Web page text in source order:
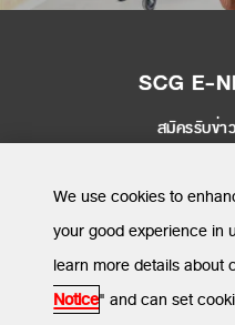
SCG E-
สมัครรับข่า
MENU
We use cookies to
your good experience in
learn more details about
Notice" and can set